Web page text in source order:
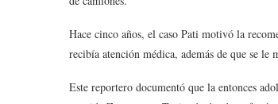
Hace cinco años, el caso Pati motivó la
recibía atención médica, además de que se
Este reportero documentó que la entonces